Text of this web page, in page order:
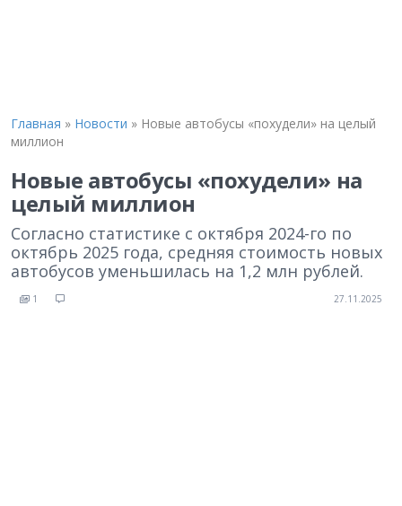
Главная » Новости » Новые автобусы «похудели» на целый
миллион
Новые автобусы «похудели» на
целый миллион
Согласно статистике с октября 2024-го по
октябрь 2025 года, средняя стоимость новых
автобусов уменьшилась на 1,2 млн рублей.
1 27.11.2025